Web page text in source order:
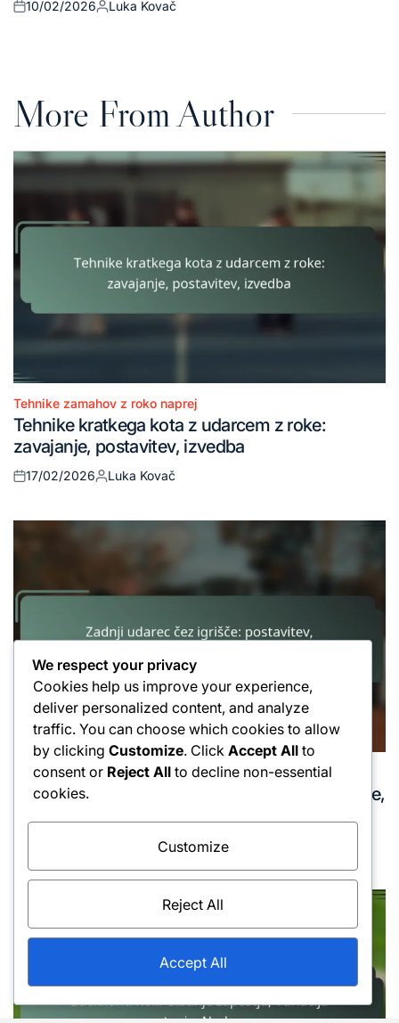
Posted
10/02/2026
Posted
Luka Kovač
More From Author
Posted
in
Tehnike zamahov z roko naprej
Tehnike kratkega kota z udarcem z roke:
zavajanje, postavitev, izvedba
Posted
17/02/2026
Posted
Luka Kovač
Posted
Tehnike udarcev z zadnjim delom roke
Zadnji udarec čez igrišče: postavitev, časovanje,
by
Luka Kovač
We respect your privacy
Cookies help us improve your experience,
deliver personalized content, and analyze
traffic. You can choose which cookies to allow
by clicking Customize. Click Accept All to
consent or Reject All to decline non-essential
cookies.
Customize
Reject All
Accept All